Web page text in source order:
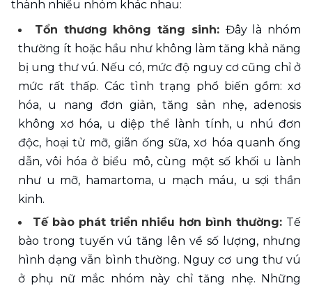
thành nhiều nhóm khác nhau:
Tổn thương không tăng sinh: Đây là nhóm
thường ít hoặc hầu như không làm tăng khả năng
bị ung thư vú. Nếu có, mức độ nguy cơ cũng chỉ ở
mức rất thấp. Các tình trạng phổ biến gồm: xơ
hóa, u nang đơn giản, tăng sản nhẹ, adenosis
không xơ hóa, u diệp thể lành tính, u nhú đơn
độc, hoại tử mỡ, giãn ống sữa, xơ hóa quanh ống
dẫn, vôi hóa ở biểu mô, cùng một số khối u lành
như u mỡ, hamartoma, u mạch máu, u sợi thần
kinh.
Tế bào phát triển nhiều hơn bình thường: Tế
bào trong tuyến vú tăng lên về số lượng, nhưng
hình dạng vẫn bình thường. Nguy cơ ung thư vú
ở phụ nữ mắc nhóm này chỉ tăng nhẹ. Những